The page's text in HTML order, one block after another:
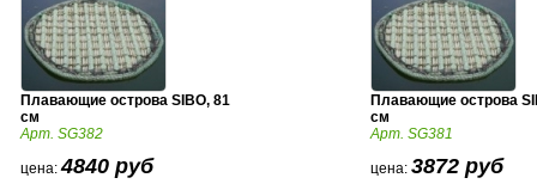
Плавающие острова SIBO, 81
см
Арт. SG382
цена:4840 руб
Плавающие острова
см
Арт. SG381
цена: 3872 руб